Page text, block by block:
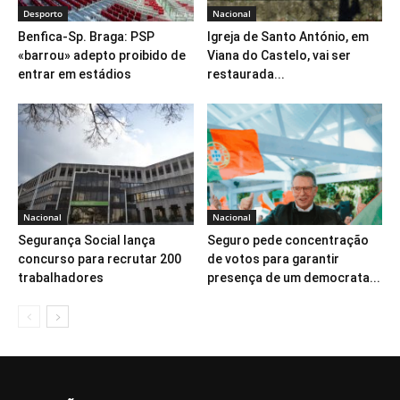
Desporto
Benfica-Sp. Braga: PSP
«barrou» adepto proibido de
entrar em estádios
Nacional
Igreja de Santo António, em
Viana do Castelo, vai ser
restaurada...
Nacional
Segurança Social lança
concurso para recrutar 200
trabalhadores
Nacional
Seguro pede concentração
de votos para garantir
presença de um democrata...